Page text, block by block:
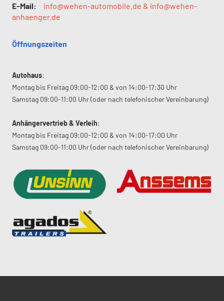
E-Mail:
info@wehen-automobile.de & info@wehen-
anhaenger.de
Öffnungszeiten
Autohaus:
Montag bis Freitag 09:00-12:00 & von 14:00-17:30 Uhr
Samstag 09:00-11:00 Uhr (oder nach telefonischer Vereinbarung)
Anhängervertrieb & Verleih:
Montag bis Freitag 09:00-12:00 & von 14:00-17:00 Uhr
Samstag 09:00-11:00 Uhr (oder nach telefonischer Vereinbarung)